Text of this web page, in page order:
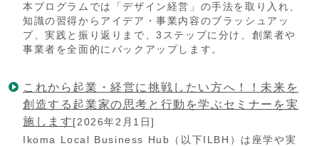
本プログラムでは「デザイン経営」の手法を取り入れ、
知識の習得からアイデア・事業内容のブラッシュアッ
プ、実践と振り返りまで、3ステップに分け、創業者や
事業者を全面的にバックアップします。
これから起業・経営に挑戦したい方へ！！未来を
創造する起業家の思考と行動を学ぶセミナーを実
施します[2026年2月1日]
Ikoma Local Business Hub（以下ILBH）は座学や実